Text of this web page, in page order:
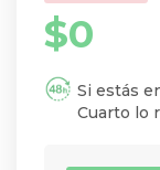
$0
Si estás
Cuarto lo